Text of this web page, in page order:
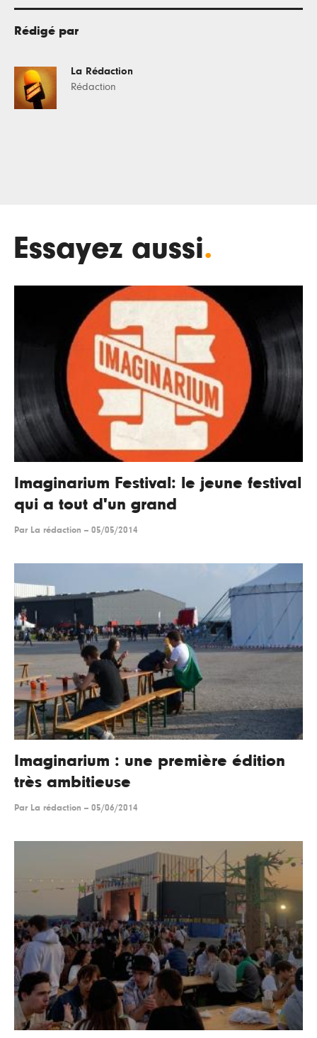
Rédigé par
La Rédaction
Rédaction
Essayez aussi.
Imaginarium Festival: le jeune festival
qui a tout d'un grand
Par La rédaction -- 05/05/2014
Imaginarium : une première édition
très ambitieuse
Par La rédaction -- 05/06/2014